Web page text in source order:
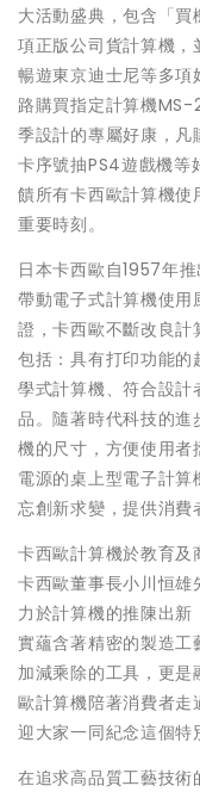
大活動盛典，包含「
項正版公司貨計算機
暢遊東京迪士尼等多
路購買指定計算機
季設計的專屬好康，
卡序號抽PS4遊戲機等
饋所有卡西歐計算機
重要時刻。
日本卡西歐自1957年
帶動電子式計算機使用
證，卡西歐不斷改良計
包括：具有打印功能
學式計算機、符合設
品。隨著時代科技的
機的尺寸，方便使用
電源的桌上型電子計
忘創新求變，提供消費
卡西歐計算機於教育
卡西歐董事長小川恒
力於計算機的推陳出
實蘊含著精密的製造
加減乘除的工具，更
歐計算機陪著消費者
迎大家一同紀念這個特
在追求高品質工藝技